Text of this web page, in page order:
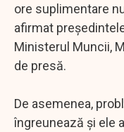
ore suplimentare
afirmat
Ministerul Muncii,
de presă.
De asemenea,
îngreunează şi ele